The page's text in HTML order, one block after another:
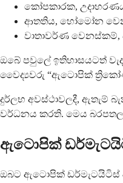
කෝපකාරක,
ආතතිය, හෝමෝන
වාතාවර්ණ වෙනස්කම්,
ඔබේ පවුලේ ඉතිහාසයටත්
වෛද්‍යවරු “ඇටොපික්
දුර්ලභ අවස්ථාවලදී, ඇතැම්
වර්ධනය කරති. මෙය බරපතල
ඇටොපික්
ඔබට ඇටොපික් ඩර්මැටයිටිස්